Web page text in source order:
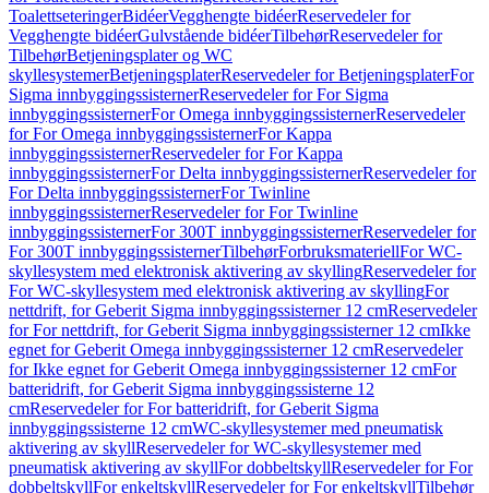
ToalettseteringerBidéerVegghengte bidéerReservedeler for
Vegghengte bidéerGulvstående bidéerTilbehørReservedeler for
TilbehørBetjeningsplater og WC
skyllesystemerBetjeningsplaterReservedeler for BetjeningsplaterFor
Sigma innbyggingssisternerReservedeler for For Sigma
innbyggingssisternerFor Omega innbyggingssisternerReservedeler
for For Omega innbyggingssisternerFor Kappa
innbyggingssisternerReservedeler for For Kappa
innbyggingssisternerFor Delta innbyggingssisternerReservedeler for
For Delta innbyggingssisternerFor Twinline
innbyggingssisternerReservedeler for For Twinline
innbyggingssisternerFor 300T innbyggingssisternerReservedeler for
For 300T innbyggingssisternerTilbehørForbruksmateriellFor WC-
skyllesystem med elektronisk aktivering av skyllingReservedeler for
For WC-skyllesystem med elektronisk aktivering av skyllingFor
nettdrift, for Geberit Sigma innbyggingssisterner 12 cmReservedeler
for For nettdrift, for Geberit Sigma innbyggingssisterner 12 cmIkke
egnet for Geberit Omega innbyggingssisterner 12 cmReservedeler
for Ikke egnet for Geberit Omega innbyggingssisterner 12 cmFor
batteridrift, for Geberit Sigma innbyggingssisterne 12
cmReservedeler for For batteridrift, for Geberit Sigma
innbyggingssisterne 12 cmWC-skyllesystemer med pneumatisk
aktivering av skyllReservedeler for WC-skyllesystemer med
pneumatisk aktivering av skyllFor dobbeltskyllReservedeler for For
dobbeltskyllFor enkeltskyllReservedeler for For enkeltskyllTilbehør